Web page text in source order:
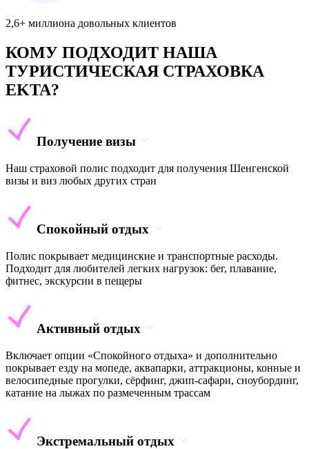
2,6+ миллиона довольных клиентов
КОМУ ПОДХОДИТ НАША
ТУРИСТИЧЕСКАЯ СТРАХОВКА
EKTA?
Получение визы
Наш страховой полис подходит для получения Шенгенской
визы и виз любых других стран
Спокойный отдых
Полис покрывает медицинские и транспортные расходы.
Подходит для любителей легких нагрузок: бег, плавание,
фитнес, экскурсии в пещеры
Активный отдых
Включает опции «Спокойного отдыха» и дополнительно
покрывает езду на мопеде, аквапарки, аттракционы, конные и
велосипедные прогулки, сёрфинг, джип-сафари, сноубординг,
катание на лыжах по размеченным трассам
Экстремальный отдых